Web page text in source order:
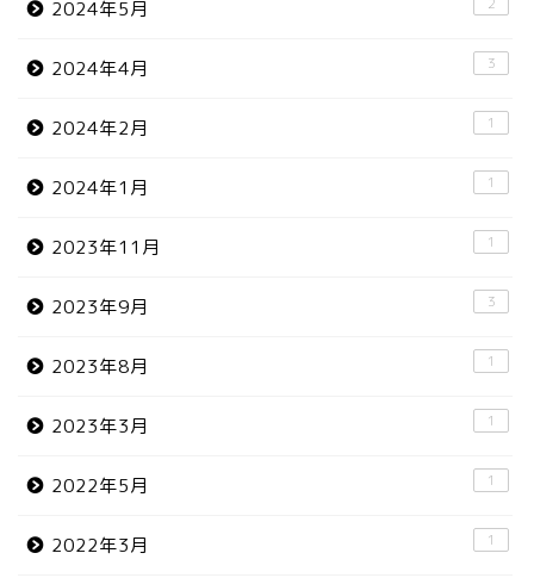
2024年5月 2
2024年4月 3
2024年2月 1
2024年1月 1
2023年11月 1
2023年9月 3
2023年8月 1
2023年3月 1
2022年5月 1
2022年3月 1